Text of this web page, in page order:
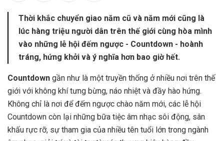
Thời khắc chuyển giao năm cũ và năm mới cũng là
lúc hàng triệu người dân trên thế giới cùng hòa mình
vào những lễ hội đếm ngược - Countdown - hoành
tráng, hứng khởi và ý nghĩa hơn bao giờ hết.
Countdown gần như là một truyền thống ở nhiều nơi trên thế
giới với không khí tưng bừng, náo nhiệt và đầy hào hứng.
Không chỉ là nơi để đếm ngược chào năm mới, các lễ hội
Countdown còn lại những bữa tiệc âm nhạc sôi động, sân
khấu rực rỡ, sự tham gia của nhiều tên tuổi lớn trong ngành